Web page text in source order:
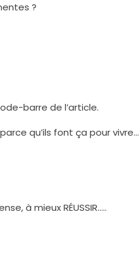
?
barre de l’article.
qu’ils font ça pour vivre…
à mieux RÉUSSIR…..